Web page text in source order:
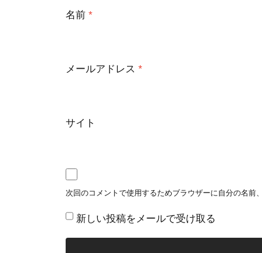
名前 *
メールアドレス *
サイト
次回のコメントで使用するためブラウザーに自分の名前
新しい投稿をメールで受け取る